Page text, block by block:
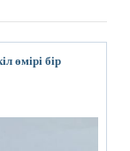
өмірі бір